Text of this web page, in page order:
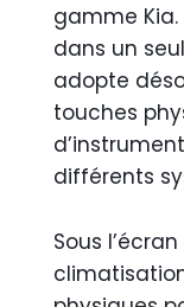
gamme
dans un
adopte
touches
différents
Sous